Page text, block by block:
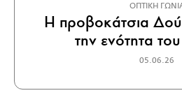
ΟΠΤΙΚΗ
Η προβοκάτσια
την ενότητα
05.06.26